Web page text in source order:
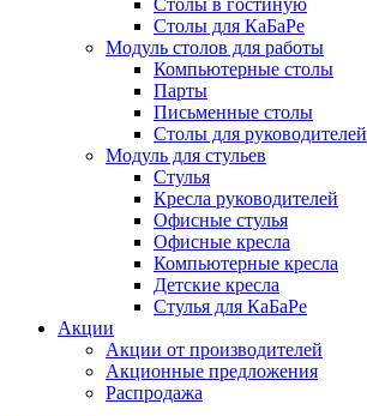
Столы для КаБаРе
Модуль столов для работы
Компьютерные столы
Парты
Письменные столы
Столы для руководителей
Модуль для стульев
Стулья
Кресла руководителей
Офисные стулья
Офисные кресла
Компьютерные кресла
Детские кресла
Стулья для КаБаРе
Акции
Акции от производителей
Акционные предложения
Распродажа